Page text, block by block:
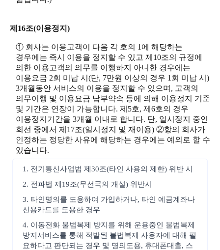
제16조(이용정지)
① 회사는 이용고객이 다음 각 호의 1에 해당하는
경우에는 즉시 이용을 정지할 수 있고 제10조의 규정에
의한 이용고객의 의무를 이행하지 아니한 경우에는
이용요금 2회 미납 시(단, 7만원 이상의 경우 1회 미납 시)
3개월동안 서비스의 이용을 정지할 수 있으며, 고객의
의무이행 및 이용요금 납부약속 등에 의해 이용정지 기준
및 기간은 연장이 가능합니다. 제5호, 제6호의 경우
이용정지기간을 3개월 이내로 합니다. 단, 일시정지 중인
회선 중에서 제17조(일시정지 및 재이용) ②항의 회사가
인정하는 정당한 사유에 해당하는 경우에는 예외로 할 수
있습니다.
1. 전기통신사업법 제30조(타인 사용의 제한) 위반 시
2. 전파법 제19조(무선국의 개설) 위반시
3. 타인명의를 도용하여 가입하거나, 타인 예금계좌나
신용카드를 도용한 경우
4. 이동전화 불법복제 방지를 위해 운용중인 불법복제
방지서비스를 통해 적발된 불법복제 사용자에 대해 필
요하다고 판단되는 경우 및 명의도용, 휴대폰대출, 스